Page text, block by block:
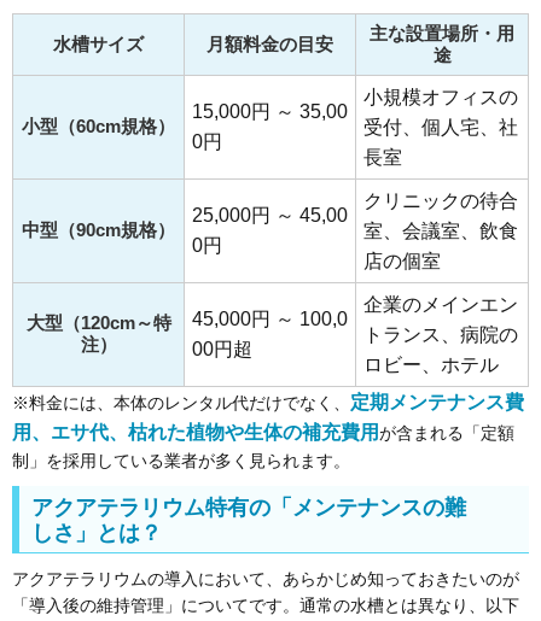
水槽サイズ 月額料金の目安
主な設置場所・用
途
小型（60cm規格）
15,000円 ～ 35,00
0円
小規模オフィスの
受付、個人宅、社
長室
中型（90cm規格）
25,000円 ～ 45,00
0円
クリニックの待合
室、会議室、飲食
店の個室
大型（120cm～特
注）
45,000円 ～ 100,0
00円超
企業のメインエン
トランス、病院の
ロビー、ホテル
※料金には、本体のレンタル代だけでなく、 定期メンテナンス費
用、エサ代、枯れた植物や生体の補充費用が含まれる「定額
制」を採用している業者が多く見られます。
アクアテラリウム特有の「メンテナンスの難
しさ」とは？
アクアテラリウムの導入において、あらかじめ知っておきたいのが
「導入後の維持管理」についてです。通常の水槽とは異なり、以下